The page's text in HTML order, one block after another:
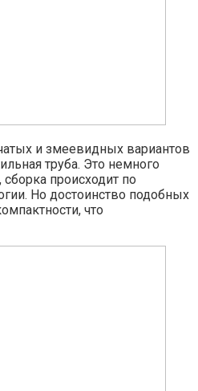
и змеевидных вариантов
труба. Это немного
происходит по
Но достоинство подобных
что